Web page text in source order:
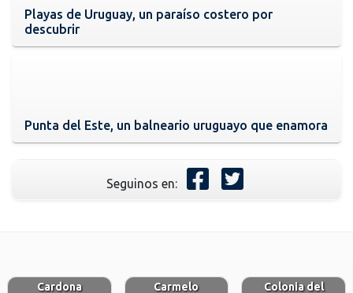
Playas de Uruguay, un paraíso costero por
descubrir
Punta del Este, un balneario uruguayo que enamora
Seguinos en:
Cardona Carmelo
Colonia del